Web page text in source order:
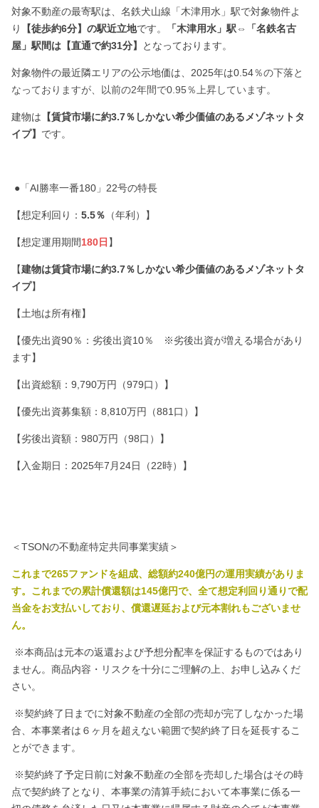
対象不動産の最寄駅は、名鉄犬山線「木津用水」駅で対象物件よ
り
【徒歩約6分】の駅近立地です。
「木津用水」駅⇔「名鉄名古
屋」駅間は【直通で約31分】
となっております。
対象物件の最近隣エリアの公示地価は、2025年は0.54％の下落と
なっておりますが、以前の2年間で0.95％上昇しています。
建物は 【賃貸市場に約3.7％しかない希少価値のあるメゾネットタ
イプ】 です。
●「AI勝率一番180」22号の特長
【想定利回り： 5.5％ （年利）】
【想定運用期間180日 】
【建物は賃貸市場に約3.7％しかない希少価値のあるメゾネットタ
イプ】
【土地は所有権】
【優先出資90％：劣後出資10％ ※劣後出資が増える場合があり
ます】
【出資総額：9,790万円（979口）】
【優先出資募集額：8,810万円（881口）】
【劣後出資額：980万円（98口）】
【入金期日：2025年7月24日（22時）】
＜TSONの不動産特定共同事業実績＞
これまで265ファンドを組成、総額約240億円の運用実績がありま
す。 これまでの累計償還額は145億円で、全て想定利回り通りで配
当金をお支払いしており、償還遅延および元本割れもございませ
ん。
※本商品は元本の返還および予想分配率を保証するものではあり
ません。商品内容・リスクを十分にご理解の上、お申し込みくだ
さい。
※契約終了日までに対象不動産の全部の売却が完了しなかった場
合、本事業者は６ヶ月を超えない範囲で契約終了日を延長するこ
とができます。
※契約終了予定日前に対象不動産の全部を売却した場合はその時
点で契約終了となり、本事業の清算手続において本事業に係る一